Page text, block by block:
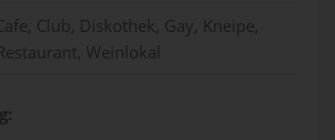
Club, Diskothek, Gay, Kneipe,
Weinlokal